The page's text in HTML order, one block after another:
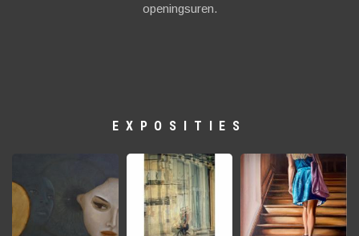
openingsuren.
EXPOSITIES